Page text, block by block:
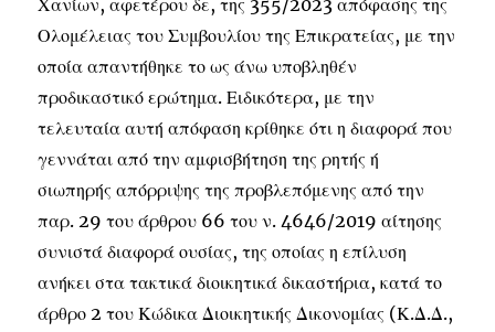
Χανίων, αφετέρου δε, της 355/2023 απόφασης της
Ολομέλειας του Συμβουλίου της Επικρατείας, με την
οποία απαντήθηκε το ως άνω υποβληθέν
προδικαστικό ερώτημα. Ειδικότερα, με την
τελευταία αυτή απόφαση κρίθηκε ότι η διαφορά που
γεννάται από την αμφισβήτηση της ρητής ή
σιωπηρής απόρριψης της προβλεπόμενης από την
παρ. 29 του άρθρου 66 του ν. 4646/2019 αίτησης
συνιστά διαφορά ουσίας, της οποίας η επίλυση
ανήκει στα τακτικά διοικητικά δικαστήρια, κατά το
άρθρο 2 του Κώδικα Διοικητικής Δικονομίας (Κ.Δ.Δ.,